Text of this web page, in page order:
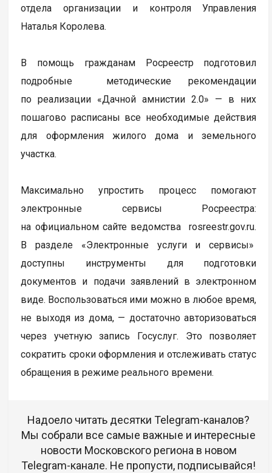
отдела организации и контроля Управления
Наталья Королева.
В помощь гражданам Росреестр подготовил
подробные методические рекомендации
по реализации «Дачной амнистии 2.0» — в них
пошагово расписаны все необходимые действия
для оформления жилого дома и земельного
участка.
Максимально упростить процесс помогают
электронные сервисы Росреестра:
на официальном сайте ведомства rosreestr.gov.ru.
В разделе «Электронные услуги и сервисы»
доступны инструменты для подготовки
документов и подачи заявлений в электронном
виде. Воспользоваться ими можно в любое время,
не выходя из дома, — достаточно авторизоваться
через учетную запись Госуслуг. Это позволяет
сократить сроки оформления и отслеживать статус
обращения в режиме реального времени.
Надоело читать десятки Telegram-каналов?
Мы собрали все самые важные и интересные
новости Московского региона в новом
Telegram-канале. Не пропусти, подписывайся!